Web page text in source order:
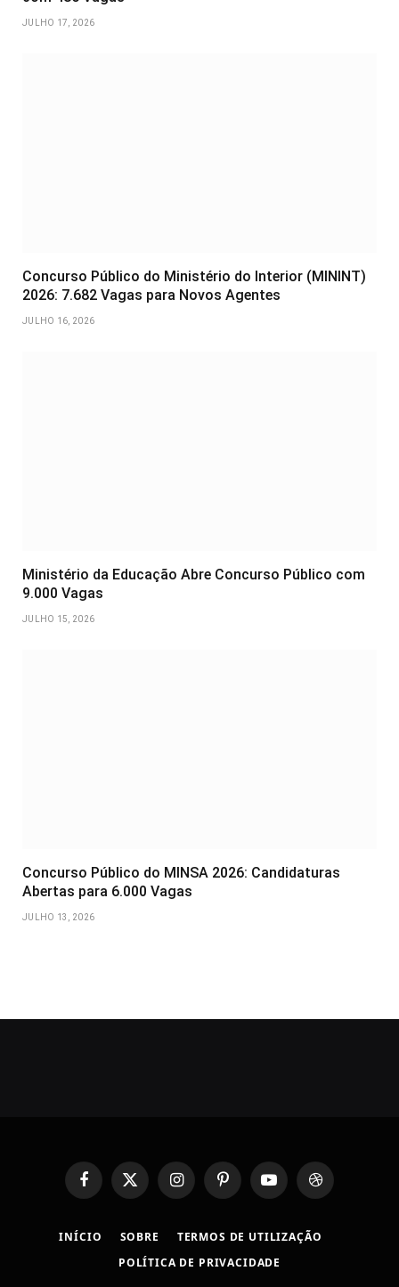
JULHO 17, 2026
Concurso Público do Ministério do Interior (MININT)
2026: 7.682 Vagas para Novos Agentes
JULHO 16, 2026
Ministério da Educação Abre Concurso Público com
9.000 Vagas
JULHO 15, 2026
Concurso Público do MINSA 2026: Candidaturas
Abertas para 6.000 Vagas
JULHO 13, 2026
FacebookX
(Twitter)
InstagramPinterestYouTubeDribbble
INÍCIO SOBRE
TERMOS DE UTILIZAÇÃO
POLÍTICA DE PRIVACIDADE